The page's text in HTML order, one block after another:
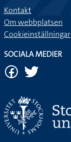
Kontakt
Om webbplatsen
Cookieinställningar
SOCIALA MEDIER